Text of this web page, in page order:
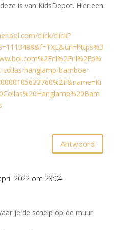
is van KidsDepot. Hier een
click/click?
collas-hanglamp-bamboe-
Antwoord
2022 om 23:04
je de schelp op de muur